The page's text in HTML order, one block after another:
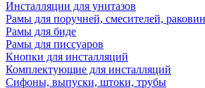
Инсталляции для унитазов
Рамы для поручней, смесителей, раковин
Рамы для биде
Рамы для писсуаров
Кнопки для инсталляций
Комплектующие для инсталляций
Сифоны, выпуски, штоки, трубы